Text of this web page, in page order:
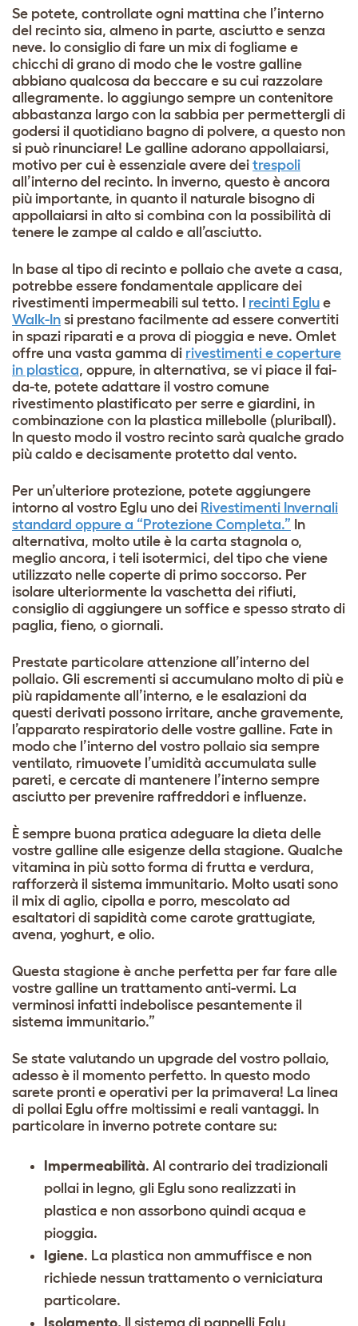
Se potete, controllate ogni mattina che l’interno
del recinto sia, almeno in parte, asciutto e senza
neve. Io consiglio di fare un mix di fogliame e
chicchi di grano di modo che le vostre galline
abbiano qualcosa da beccare e su cui razzolare
allegramente. Io aggiungo sempre un contenitore
abbastanza largo con la sabbia per permettergli di
godersi il quotidiano bagno di polvere, a questo non
si può rinunciare! Le galline adorano appollaiarsi,
motivo per cui è essenziale avere dei trespoli
all’interno del recinto. In inverno, questo è ancora
più importante, in quanto il naturale bisogno di
appollaiarsi in alto si combina con la possibilità di
tenere le zampe al caldo e all’asciutto.
In base al tipo di recinto e pollaio che avete a casa,
potrebbe essere fondamentale applicare dei
rivestimenti impermeabili sul tetto. I recinti Eglu e
Walk-In si prestano facilmente ad essere convertiti
in spazi riparati e a prova di pioggia e neve. Omlet
offre una vasta gamma di rivestimenti e coperture
in plastica, oppure, in alternativa, se vi piace il fai-
da-te, potete adattare il vostro comune
rivestimento plastificato per serre e giardini, in
combinazione con la plastica millebolle (pluriball).
In questo modo il vostro recinto sarà qualche grado
più caldo e decisamente protetto dal vento.
Per un’ulteriore protezione, potete aggiungere
intorno al vostro Eglu uno dei Rivestimenti Invernali
standard oppure a “Protezione Completa.” In
alternativa, molto utile è la carta stagnola o,
meglio ancora, i teli isotermici, del tipo che viene
utilizzato nelle coperte di primo soccorso. Per
isolare ulteriormente la vaschetta dei rifiuti,
consiglio di aggiungere un soffice e spesso strato di
paglia, fieno, o giornali.
Prestate particolare attenzione all’interno del
pollaio. Gli escrementi si accumulano molto di più e
più rapidamente all’interno, e le esalazioni da
questi derivati possono irritare, anche gravemente,
l’apparato respiratorio delle vostre galline. Fate in
modo che l’interno del vostro pollaio sia sempre
ventilato, rimuovete l’umidità accumulata sulle
pareti, e cercate di mantenere l’interno sempre
asciutto per prevenire raffreddori e influenze.
È sempre buona pratica adeguare la dieta delle
vostre galline alle esigenze della stagione. Qualche
vitamina in più sotto forma di frutta e verdura,
rafforzerà il sistema immunitario. Molto usati sono
il mix di aglio, cipolla e porro, mescolato ad
esaltatori di sapidità come carote grattugiate,
avena, yoghurt, e olio.
Questa stagione è anche perfetta per far fare alle
vostre galline un trattamento anti-vermi. La
verminosi infatti indebolisce pesantemente il
sistema immunitario.”
Se state valutando un upgrade del vostro pollaio,
adesso è il momento perfetto. In questo modo
sarete pronti e operativi per la primavera! La linea
di pollai Eglu offre moltissimi e reali vantaggi. In
particolare in inverno potrete contare su:
Impermeabilità. Al contrario dei tradizionali
pollai in legno, gli Eglu sono realizzati in
plastica e non assorbono quindi acqua e
pioggia.
Igiene. La plastica non ammuffisce e non
richiede nessun trattamento o verniciatura
particolare.